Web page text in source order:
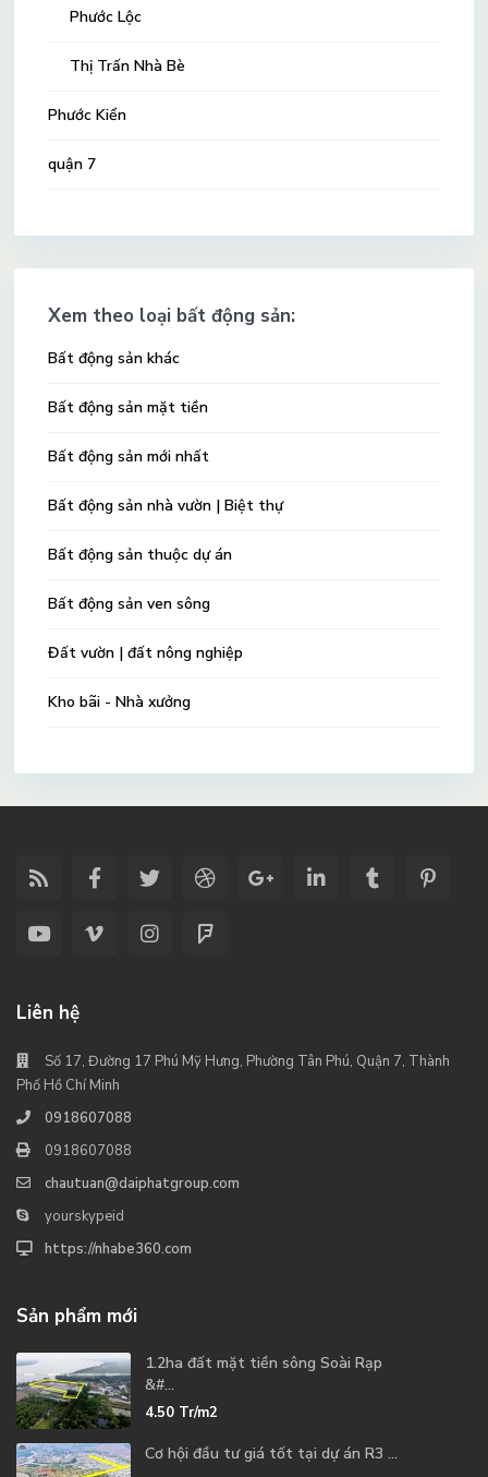
Phước Lộc
Thị Trấn Nhà Bè
Phước Kiển
quận 7
Xem theo loại bất động sản:
Bất động sản khác
Bất động sản mặt tiền
Bất động sản mới nhất
Bất động sản nhà vườn | Biệt thự
Bất động sản thuộc dự án
Bất động sản ven sông
Đất vườn | đất nông nghiệp
Kho bãi - Nhà xưởng
Liên hệ
Số 17, Đường 17 Phú Mỹ Hưng, Phường Tân Phú, Quận 7, Thành
Phố Hồ Chí Minh
0918607088
0918607088
chautuan@daiphatgroup.com
yourskypeid
https://nhabe360.com
Sản phẩm mới
1.2ha đất mặt tiền sông Soài Rạp
&#...
4.50 Tr/m2
Cơ hội đầu tư giá tốt tại dự án R3 ...